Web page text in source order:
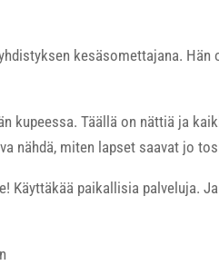
kesäsomettajana.
kupeessa. Täällä on nättiä ja
nähdä, miten lapset saavat jo
Käyttäkää paikallisia palveluja.